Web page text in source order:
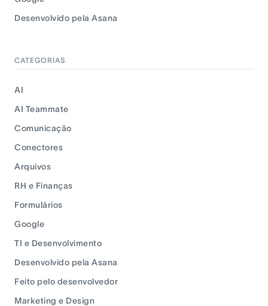
Desenvolvido pela Asana
CATEGORIAS
AI
AI Teammate
Comunicação
Conectores
Arquivos
RH e Finanças
Formulários
Google
TI e Desenvolvimento
Desenvolvido pela Asana
Feito pelo desenvolvedor
Marketing e Design